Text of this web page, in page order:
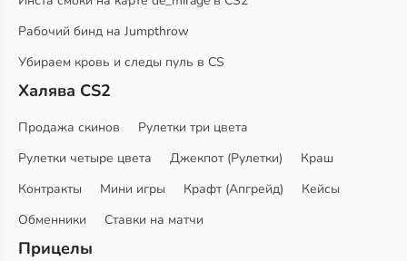
Рабочий бинд на Jumpthrow
Убираем кровь и следы пуль в CS
Халява CS2
Продажа скинов
Рулетки три цвета
Рулетки четыре цвета
Джекпот (Рулетки)
Краш
Контракты
Мини игры Крафт (Апгрейд)
Кейсы
Обменники
Ставки на матчи
Прицелы